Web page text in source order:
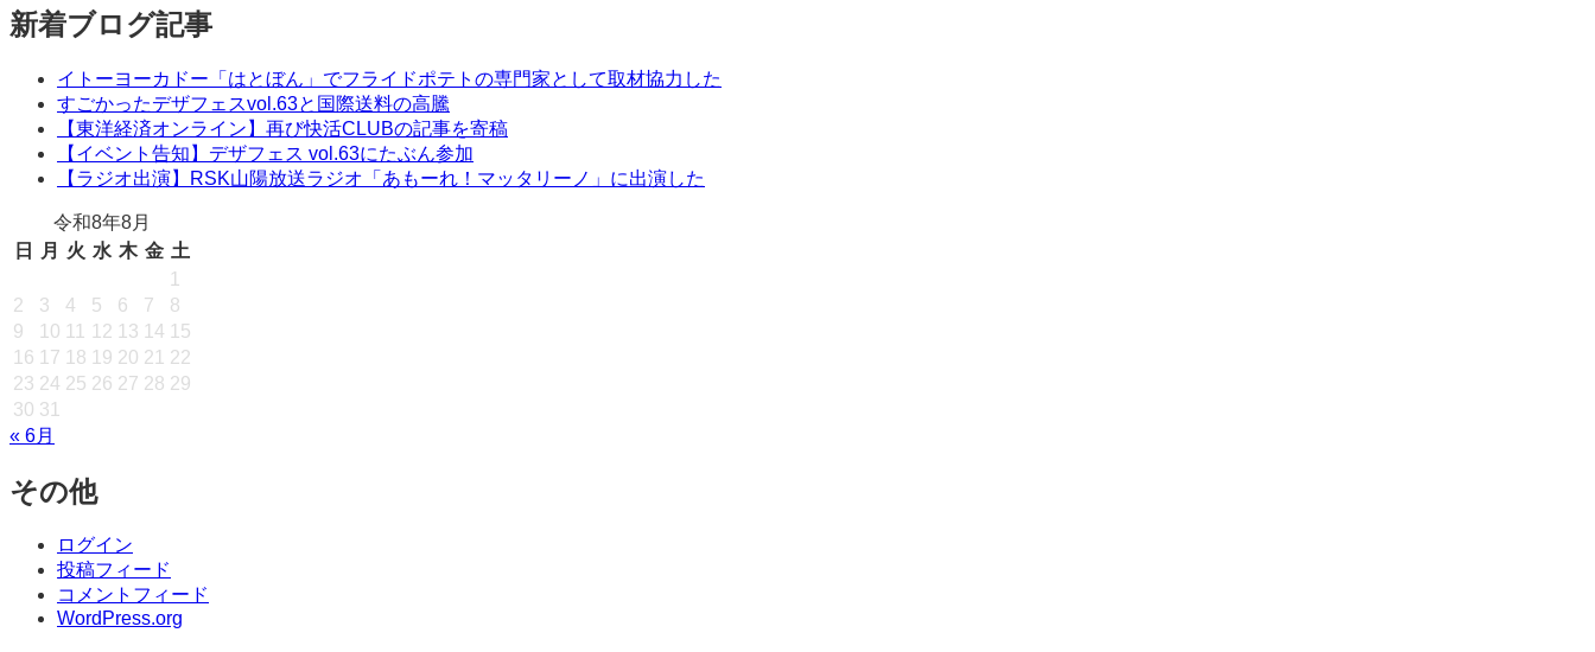
ド
バ
新着ブログ記事
イトーヨーカドー「はとぼん」でフライドポテトの専門家として取材協力した
すごかったデザフェスvol.63と国際送料の高騰
【東洋経済オンライン】再び快活CLUBの記事を寄稿
【イベント告知】デザフェス vol.63にたぶん参加
【ラジオ出演】RSK山陽放送ラジオ「あもーれ！マッタリーノ」に出演した
令和8年8月
日
月 火 水 木 金 土
1
2
3 4 5 6 7
8
9
10 11 12 13 14 15
16 17 18 19 20 21 22
23 24 25 26 27 28 29
30 31
« 6月
その他
ログイン
投稿フィード
コメントフィード
WordPress.org